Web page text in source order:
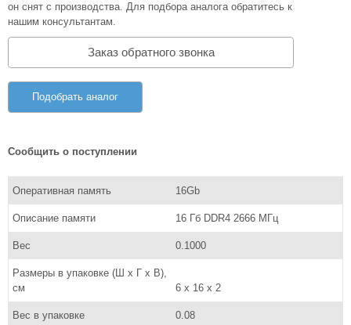
он снят с производства. Для подбора аналога обратитесь к
нашим консультантам.
Заказ обратного звонка
Подобрать аналог
Сообщить о поступлении
Оперативная память 16Gb
Описание памяти 16 Гб DDR4 2666 МГц
Вес 0.1000
Размеры в упаковке (Ш x Г x В),
см
6 x 16 x 2
Вес в упаковке 0.08